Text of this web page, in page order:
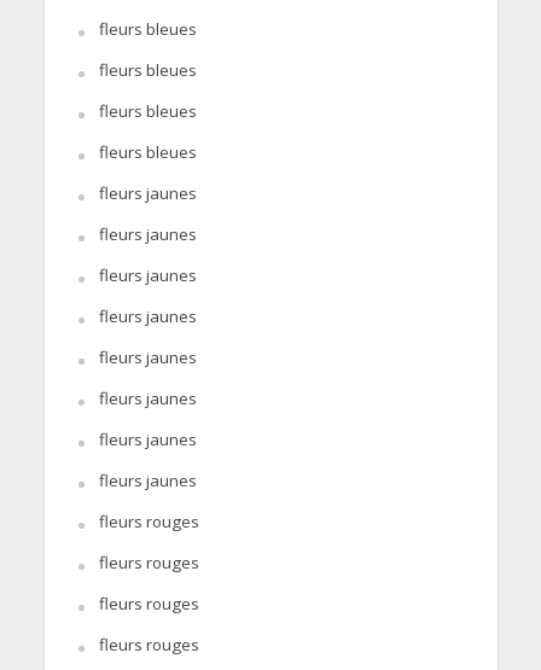
fleurs bleues
fleurs bleues
fleurs bleues
fleurs bleues
fleurs jaunes
fleurs jaunes
fleurs jaunes
fleurs jaunes
fleurs jaunes
fleurs jaunes
fleurs jaunes
fleurs jaunes
fleurs rouges
fleurs rouges
fleurs rouges
fleurs rouges